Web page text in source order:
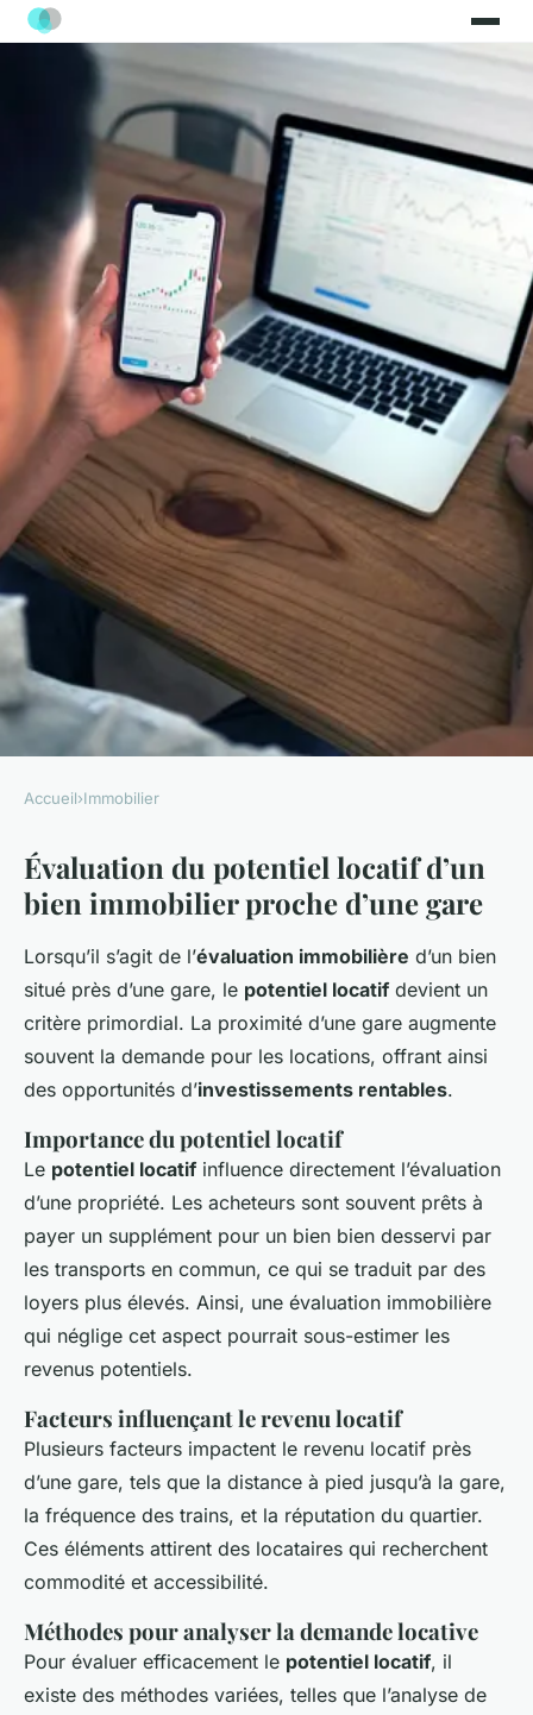
Maximisez vos
investissements : guide
pratique pour évaluer le
potentiel locatif d"un bien
immobilier proche d"une gare
avec des conseils d"experts.
7 janvier 2025 6 min de lecture
Accueil›Immobilier
Évaluation du potentiel locatif d’un
bien immobilier proche d’une gare
Lorsqu’il s’agit de l’évaluation immobilière d’un bien
situé près d’une gare, le potentiel locatif devient un
critère primordial. La proximité d’une gare augmente
souvent la demande pour les locations, offrant ainsi
des opportunités d’investissements rentables.
Importance du potentiel locatif
Le potentiel locatif influence directement l’évaluation
d’une propriété. Les acheteurs sont souvent prêts à
payer un supplément pour un bien bien desservi par
les transports en commun, ce qui se traduit par des
loyers plus élevés. Ainsi, une évaluation immobilière
qui néglige cet aspect pourrait sous-estimer les
revenus potentiels.
Facteurs influençant le revenu locatif
Plusieurs facteurs impactent le revenu locatif près
d’une gare, tels que la distance à pied jusqu’à la gare,
la fréquence des trains, et la réputation du quartier.
Ces éléments attirent des locataires qui recherchent
commodité et accessibilité.
Méthodes pour analyser la demande locative
Pour évaluer efficacement le potentiel locatif, il
existe des méthodes variées, telles que l’analyse de